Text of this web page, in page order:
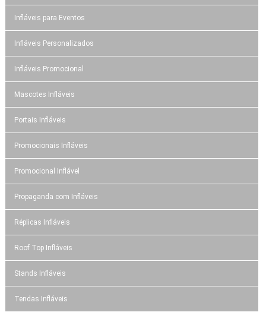
Infláveis para Eventos
Infláveis Personalizados
Infláveis Promocional
Mascotes Infláveis
Portais Infláveis
Promocionais Infláveis
Promocional Inflável
Propaganda com Infláveis
Réplicas Infláveis
Roof Top Infláveis
Stands Infláveis
Tendas Infláveis